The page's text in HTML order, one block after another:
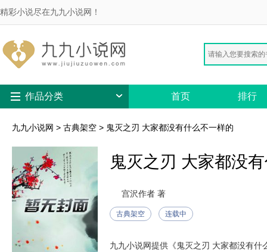
精彩小说尽在九九小说网！
作品分类 首页 排行
九九小说网 > 古典架空 > 鬼灭之刃 大家都没有什么不一样的
鬼灭之刃 大家都没
宫沢作者 著
古典架空 连载中